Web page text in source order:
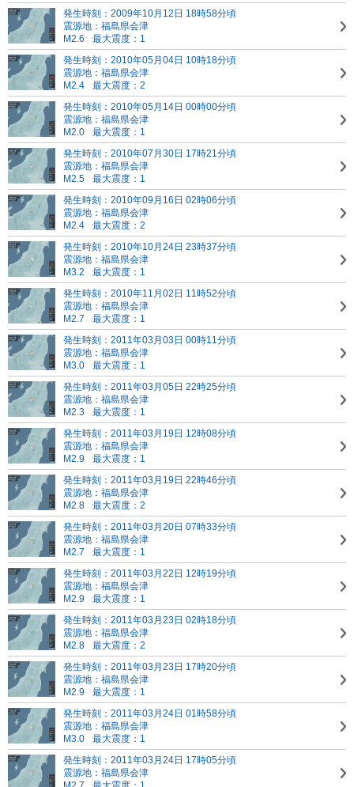
発生時刻：2009年10月12日 18時58分頃
震源地：福島県会津
M2.6
最大震度：1
発生時刻：2010年05月04日 10時18分頃
震源地：福島県会津
M2.4
最大震度：2
発生時刻：2010年05月14日 00時00分頃
震源地：福島県会津
M2.0
最大震度：1
発生時刻：2010年07月30日 17時21分頃
震源地：福島県会津
M2.5
最大震度：1
発生時刻：2010年09月16日 02時06分頃
震源地：福島県会津
M2.4
最大震度：2
発生時刻：2010年10月24日 23時37分頃
震源地：福島県会津
M3.2
最大震度：1
発生時刻：2010年11月02日 11時52分頃
震源地：福島県会津
M2.7
最大震度：1
発生時刻：2011年03月03日 00時11分頃
震源地：福島県会津
M3.0
最大震度：1
発生時刻：2011年03月05日 22時25分頃
震源地：福島県会津
M2.3
最大震度：1
発生時刻：2011年03月19日 12時08分頃
震源地：福島県会津
M2.9
最大震度：1
発生時刻：2011年03月19日 22時46分頃
震源地：福島県会津
M2.8
最大震度：2
発生時刻：2011年03月20日 07時33分頃
震源地：福島県会津
M2.7
最大震度：1
発生時刻：2011年03月22日 12時19分頃
震源地：福島県会津
M2.9
最大震度：1
発生時刻：2011年03月23日 02時18分頃
震源地：福島県会津
M2.8
最大震度：2
発生時刻：2011年03月23日 17時20分頃
震源地：福島県会津
M2.9
最大震度：1
発生時刻：2011年03月24日 01時58分頃
震源地：福島県会津
M3.0
最大震度：1
発生時刻：2011年03月24日 17時05分頃
震源地：福島県会津